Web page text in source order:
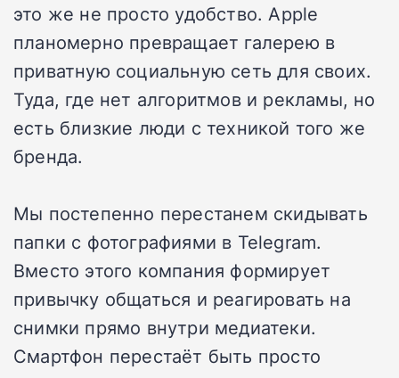
это же не просто удобство. Apple
планомерно превращает галерею в
приватную социальную сеть для своих.
Туда, где нет алгоритмов и рекламы, но
есть близкие люди с техникой того же
бренда.
Мы постепенно перестанем скидывать
папки с фотографиями в Telegram.
Вместо этого компания формирует
привычку общаться и реагировать на
снимки прямо внутри медиатеки.
Смартфон перестаёт быть просто